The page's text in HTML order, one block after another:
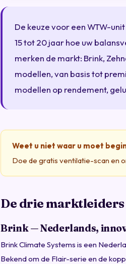
De keuze voor een WTW-
15 tot 20 jaar hoe uw
merken de markt: Brink,
modellen, van basis tot
modellen op rendement,
Weet u niet waar u moet
Doe de gratis ventilatie-scan en
De drie marktleiders
Brink — Nederlands,
Brink Climate Systems is een
Bekend om de Flair-serie en de